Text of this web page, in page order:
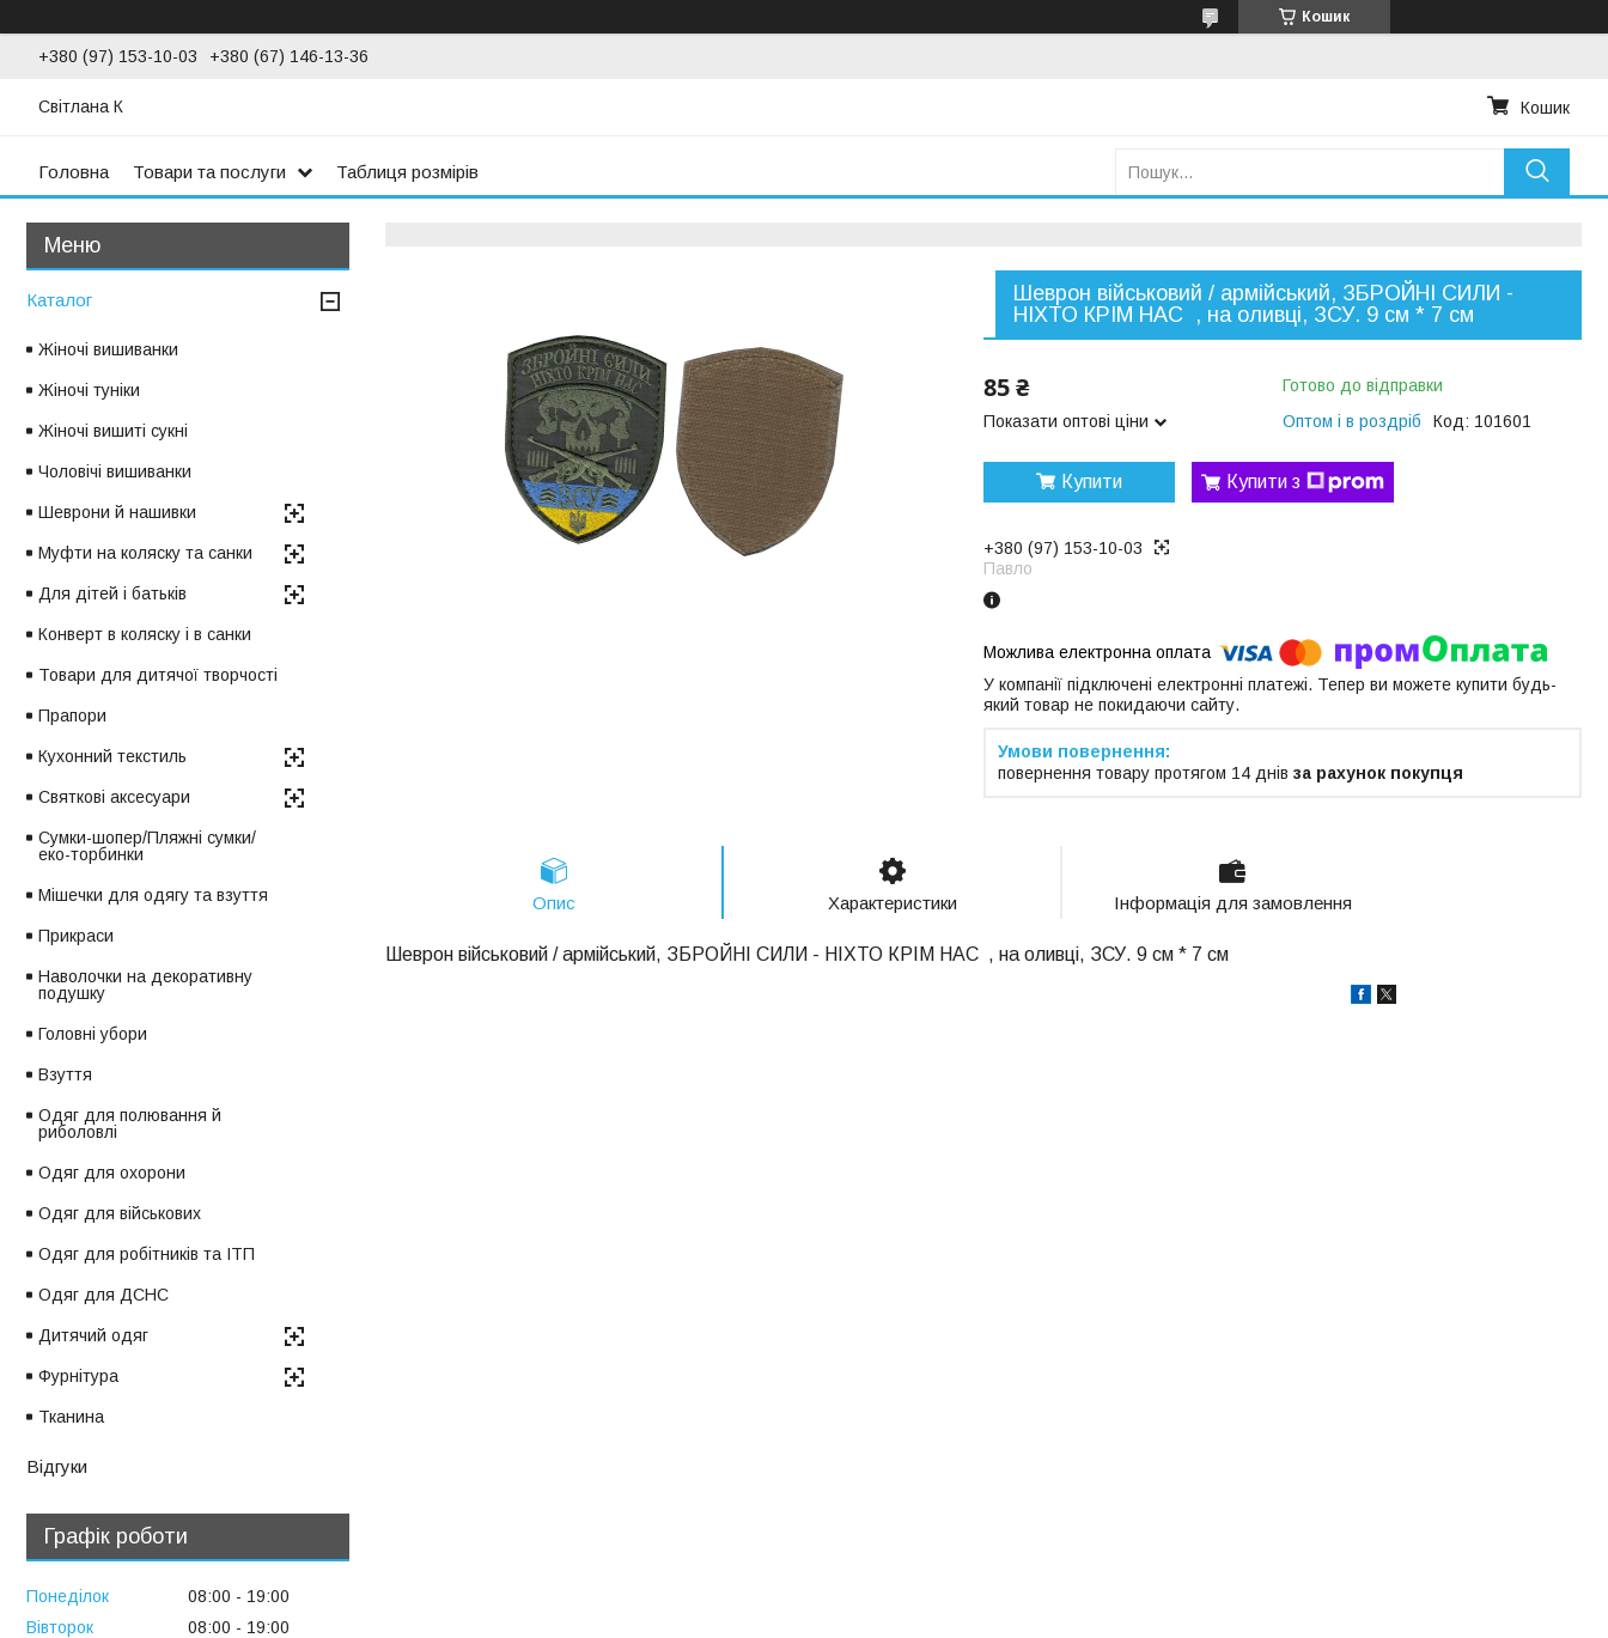
Кошик
+380 (97) 153-10-03 +380 (67) 146-13-36
Світлана К Кошик
Головна Товари та послуги Таблиця розмірів
Шеврон військовий / армійський, ЗБРОЙНІ СИЛИ -
НІХТО КРІМ НАС , на оливці, ЗСУ. 9 см * 7 см
85 ₴
Показати оптові ціни
Готово до відправки
Оптом і в роздріб
Код: 101601
Купити Купити з
+380 (97) 153-10-03
Павло
У компанії підключені електронні платежі. Тепер ви можете купити будь-
який товар не покидаючи сайту.
повернення товару протягом 14 днів за рахунок покупця
Опис Характеристики Інформація для замовлення
Шеврон військовий / армійський, ЗБРОЙНІ СИЛИ - НІХТО КРІМ НАС , на оливці, ЗСУ. 9 см * 7 см
Каталог
Жіночі вишиванки
Жіночі туніки
Жіночі вишиті сукні
Чоловічі вишиванки
Шеврони й нашивки
Муфти на коляску та санки
Для дітей і батьків
Конверт в коляску і в санки
Товари для дитячої творчості
Прапори
Кухонний текстиль
Святкові аксесуари
Сумки-шопер/Пляжні сумки/
еко-торбинки
Мішечки для одягу та взуття
Прикраси
Наволочки на декоративну
подушку
Головні убори
Взуття
Одяг для полювання й
риболовлі
Одяг для охорони
Одяг для військових
Одяг для робітників та ІТП
Одяг для ДСНС
Дитячий одяг
Фурнітура
Тканина
Відгуки
Графік роботи
Понеділок 08:00
19:00
Вівторок
08:00
19:00